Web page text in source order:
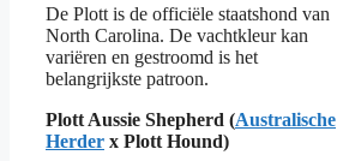
De Plott is de officiële staatshond van
North Carolina. De vachtkleur kan
variëren en gestroomd is het
belangrijkste patroon.
Plott Aussie Shepherd (Australische
Herder x Plott Hound)